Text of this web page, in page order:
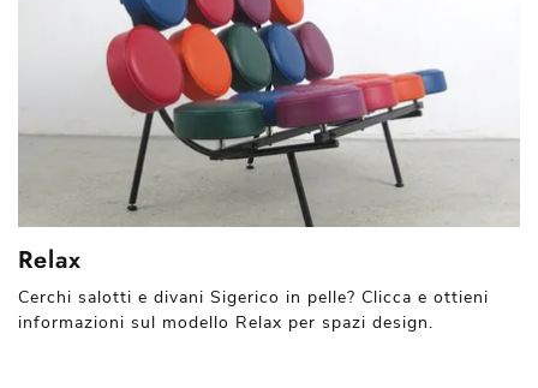
Relax
Cerchi salotti e divani Sigerico in pelle? Clicca e ottieni
informazioni sul modello Relax per spazi design.